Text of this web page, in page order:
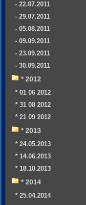
- 22.07.2011
- 29.07.2011
- 05.08.2011
- 09.09.2011
- 23.09.2011
- 30.09.2011
* 2012
* 01 06 2012
* 31 08 2012
* 21 09 2012
* 2013
* 24.05.2013
* 14.06.2013
* 18.10.2013
* 2014
* 25.04.2014